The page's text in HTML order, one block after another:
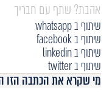
אהבת? שתף עם חבריך
שיתוף ב whatsapp
שיתוף ב facebook
שיתוף ב linkedin
שיתוף ב twitter
מי שקרא את הכתבה הזו